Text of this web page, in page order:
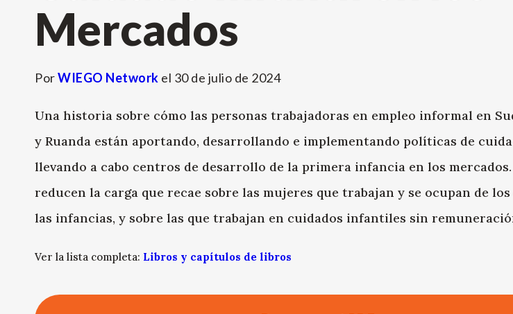
Mercados
PorWIEGO Network el 30 de julio de 2024
Una historia sobre cómo las personas trabajadoras en empleo informal en
y Ruanda están aportando, desarrollando e implementando políticas de
llevando a cabo centros de desarrollo de la primera infancia en los
reducen la carga que recae sobre las mujeres que trabajan y se ocupan de
las infancias, y sobre las que trabajan en cuidados infantiles sin
Ver la lista completa: Libros y capítulos de libros